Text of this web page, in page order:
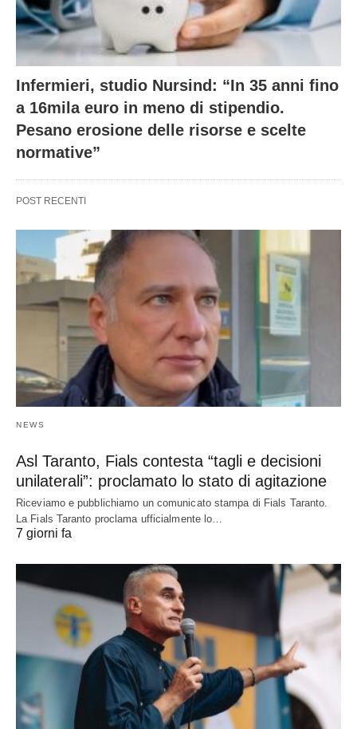
Infermieri, studio Nursind: “In 35 anni fino
a 16mila euro in meno di stipendio.
Pesano erosione delle risorse e scelte
normative”
POST RECENTI
NEWS
Asl Taranto, Fials contesta “tagli e decisioni
unilaterali”: proclamato lo stato di agitazione
Riceviamo e pubblichiamo un comunicato stampa di Fials Taranto.
La Fials Taranto proclama ufficialmente lo…
7 giorni fa